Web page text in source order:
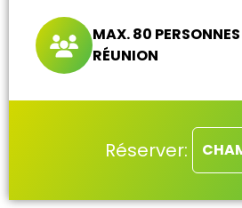
MAX. 80
RÉUNION
Réserver: